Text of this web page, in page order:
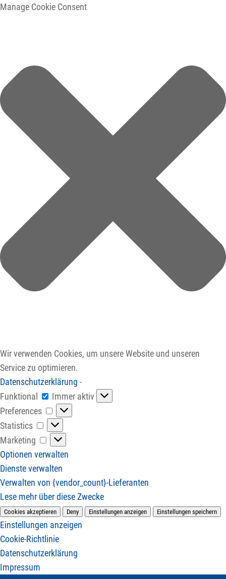
Manage Cookie Consent
Wir verwenden Cookies, um unsere Website und unseren
Service zu optimieren.
Datenschutzerklärung -
Funktional
Funktional
Immer aktiv
Preferences
Preferences
Statistics
Statistics
Marketing
Marketing
Optionen verwalten
Dienste verwalten
Verwalten von {vendor_count}-Lieferanten
Lese mehr über diese Zwecke
Cookies akzeptieren Deny Einstellungen anzeigen Einstellungen speichern
Einstellungen anzeigen
Cookie-Richtlinie
Datenschutzerklärung
Impressum